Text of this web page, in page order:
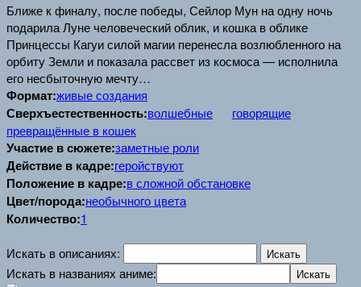
Ближе к финалу, после победы, Сейлор Мун на одну ночь
подарила Луне человеческий облик, и кошка в облике
Принцессы Кагуи силой магии перенесла возлюбленного на
орбиту Земли и показала рассвет из космоса — исполнила
его несбыточную мечту…
Формат:живые создания
Сверхъестественность:волшебные
говорящие
превращённые в кошек
Участие в сюжете:заметные роли
Действие в кадре:геройствуют
Положение в кадре:в сложной обстановке
Цвет/порода:необычного цвета
Количество:1
Искать в описаниях:
Искать в названиях аниме: